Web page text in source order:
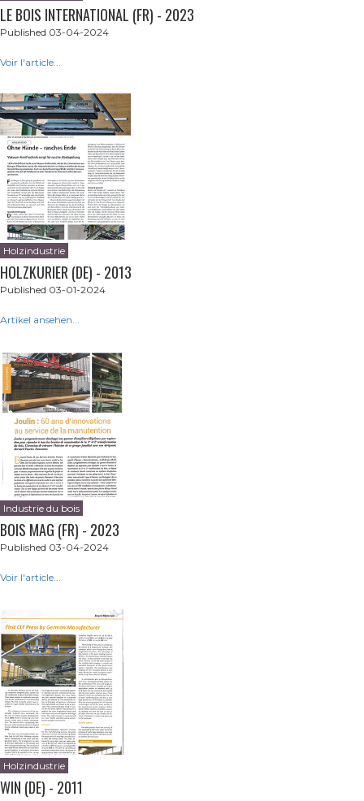
LE BOIS INTERNATIONAL (FR) - 2023
Published 03-04-2024
Voir l'article...
Holzindustrie
HOLZKURIER (DE) - 2013
Published 03-01-2024
Artikel ansehen...
Industrie du bois
BOIS MAG (FR) - 2023
Published 03-04-2024
Voir l'article...
Holzindustrie
WIN (DE) - 2011